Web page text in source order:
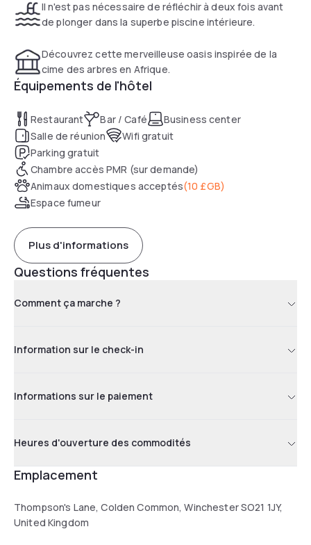
Il n'est pas nécessaire de réfléchir à deux fois avant
de plonger dans la superbe piscine intérieure.
Découvrez cette merveilleuse oasis inspirée de la
cime des arbres en Afrique.
Équipements de l'hôtel
Restaurant Bar / Café
Business center
Salle de réunion
Wifi gratuit
Parking gratuit
Chambre accès PMR (sur demande)
Animaux domestiques acceptés(10 £GB)
Espace fumeur
Plus d'informations
Questions fréquentes
Comment ça marche ?
Information sur le check-in
Informations sur le paiement
Heures d'ouverture des commodités
Emplacement
Thompson's Lane, Colden Common, Winchester SO21 1JY,
United Kingdom